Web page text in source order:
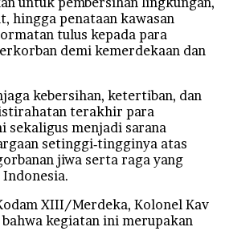
hingga penataan kawasan
tulus kepada para
demi kemerdekaan dan
kebersihan, ketertiban, dan
terakhir para
sekaligus menjadi sarana
setinggi‑tingginya atas
jiwa serta raga yang
XIII/Merdeka, Kolonel Kav
kegiatan ini merupakan